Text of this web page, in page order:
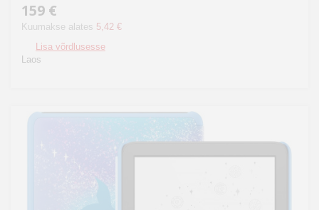
159 €
Kuumakse alates 5,42 €
Lisa võrdlusesse
Laos